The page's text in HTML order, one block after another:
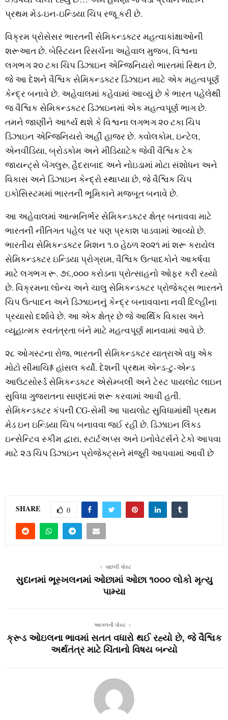
પ્રથમ મેડ-ઇન-ઇન્‍ડિયા ચિપ રજૂ કરી છે.
વિક્રમ પ્રોસેસર ભારતની સેમિકન્‍ડક્‍ટર મહત્‍વાકાંક્ષાઓની
શરૂઆત છે. બેસ્‍ટિયન રિસર્ચના અહેવાલ મુજબ, વિશ્વના
લગભગ ૨૦ ટકા ચિપ ડિઝાઇન એન્‍જિનિયરો ભારતમાં સ્‍થિત છે,
જે આ દેશને વૈશ્વિક સેમિકન્‍ડક્‍ટર ડિઝાઇન માટે એક મહત્‍વપૂર્ણ
કેન્‍દ્ર બનાવે છે. અહેવાલમાં કહેવામાં આવ્‍યું છે કે ભારત પહેલેથી
જ વૈશ્વિક સેમિકન્‍ડક્‍ટર ડિઝાઇનમાં એક મહત્‍વપૂર્ણ ભાગ છે.
તમને જાણીને આﾍર્ય થશે કે વિશ્વના લગભગ ૨૦ ટકા ચિપ
ડિઝાઇન એન્‍જિનિયરો અહીં હાજર છે. ક્‍વોલકોમ, ઇન્‍ટેલ,
એનવીડિયા, બ્રોડકોમ અને મીડિયાટેક જેવી વૈશ્વિક ટેક
જાયન્‍ટ્‍સે બેંગલુરુ, હૈદરાબાદ અને નોઇડામાં મોટા સંશોધન અને
વિકાસ અને ડિઝાઇન કેન્‍દ્રો સ્‍થાપ્‍યા છે, જે વૈશ્વિક ચિપ
ઇકોસિસ્‍ટમમાં ભારતની ભૂમિકાને મજબૂત બનાવે છે.
આ અહેવાલમાં આત્‍મનિર્ભર સેમિકન્‍ડક્‍ટર ક્ષેત્ર બનાવવા માટે
ભારતની નીતિગત પહેલ પર પણ પ્રકાશ પાડવામાં આવ્‍યો છે.
ભારતીય સેમિકન્‍ડક્‍ટર મિશન ૧.૦ હેઠળ ૨૦૨૧ માં શરૂ કરાયેલ
સેમિકન્‍ડક્‍ટર ઇન્‍ડિયા પ્રોગ્રામ, વૈશ્વિક ઉત્‍પાદકોને આકર્ષવા
માટે લગભગ રૂ. ૭૬,૦૦૦ કરોડના પ્રોત્‍સાહનો ઓફર કરી રહ્યો
છે. વિક્રમના લોન્‍ચ અને ચાલુ સેમિકન્‍ડક્‍ટર પ્રોજેક્‍ટ્‍સ ભારતને
ચિપ ઉત્‍પાદન અને ડિઝાઇનનું કેન્‍દ્ર બનાવવાના નવી દિલ્‍હીના
પ્રયાસો દર્શાવે છે. આ એક ક્ષેત્ર છે જે આર્થિક વિકાસ અને
વ્‍યૂહાત્‍મક સ્‍વતંત્રતા બંને માટે મહત્‍વપૂર્ણ માનવામાં આવે છે.
૨૮ ઓગસ્‍ટના રોજ, ભારતની સેમિકન્‍ડક્‍ટર યાત્રાએ વધુ એક
મોટો સીમાચિﾎ હાંસલ કર્યો. દેશની પ્રથમ એન્‍ડ-ટુ-એન્‍ડ
આઉટસોર્સ્‍ડ સેમિકન્‍ડક્‍ટર એસેમ્‍બલી અને ટેસ્‍ટ પાયલોટ લાઇન
સુવિધા ગુજરાતના સાણંદમાં શરૂ કરવામાં આવી હતી.
સેમિકન્‍ડક્‍ટર કંપની CG-સેમી આ પાયલોટ સુવિધામાંથી પ્રથમ
મેડ ઇન ઇન્‍ડિયા ચિપ બનાવવા જઈ રહી છે. ડિઝાઇન લિંક્‍ડ
ઇન્‍સેન્‍ટિવ સ્‍કીમ દ્વારા, સ્‍ટાર્ટઅપ્‍સ અને ઇનોવેટર્સને ટેકો આપવા
માટે ૨૩ ચિપ ડિઝાઇન પ્રોજેક્‍ટ્‍સને મંજૂરી આપવામાં આવી છે
SHARE 0
પાછલી પોસ્ટ
સુદાનમાં ભૂસ્‍ખલનમાં ઓછામાં ઓછા ૧૦૦૦ લોકો મૃત્‍યુ
પામ્‍યા
આગળની પોસ્ટ
ક્રૂડ ઓઇલના ભાવમાં સતત વધારો થઈ રહ્યો છે, જે વૈશ્વિક
અર્થતંત્ર માટે ચિંતાનો વિષય બન્યો